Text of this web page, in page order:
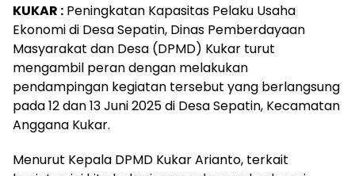
KUKAR : Peningkatan Kapasitas Pelaku Usaha
Ekonomi di Desa Sepatin, Dinas Pemberdayaan
Masyarakat dan Desa (DPMD) Kukar turut
mengambil peran dengan melakukan
pendampingan kegiatan tersebut yang berlangsung
pada 12 dan 13 Juni 2025 di Desa Sepatin, Kecamatan
Anggana Kukar.
Menurut Kepala DPMD Kukar Arianto, terkait